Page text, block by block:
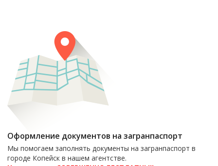
Оформление документов на загранпаспорт
Мы помогаем заполнять документы на загранпаспорт в
городе Копейск в нашем агентстве.